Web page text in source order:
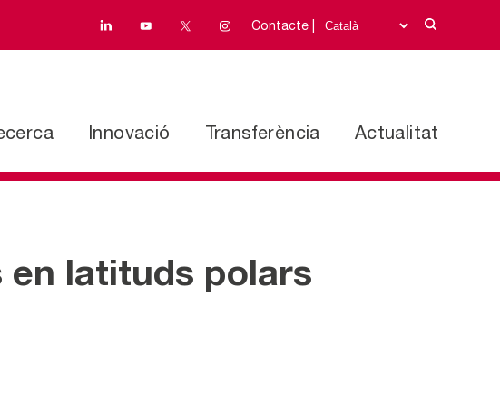
Contacte |
Innovació Transferència Actualitat
en latituds polars